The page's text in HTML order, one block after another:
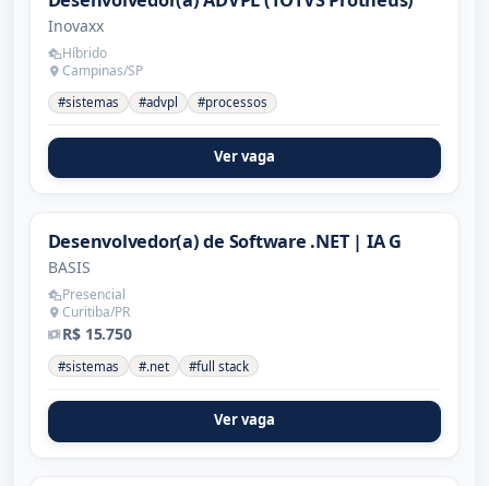
Inovaxx
Híbrido
Campinas/SP
#sistemas #advpl #processos
Ver vaga
Desenvolvedor(a) de Software .NET | IA G
BASIS
Presencial
Curitiba/PR
R$ 15.750
#sistemas #.net #full stack
Ver vaga